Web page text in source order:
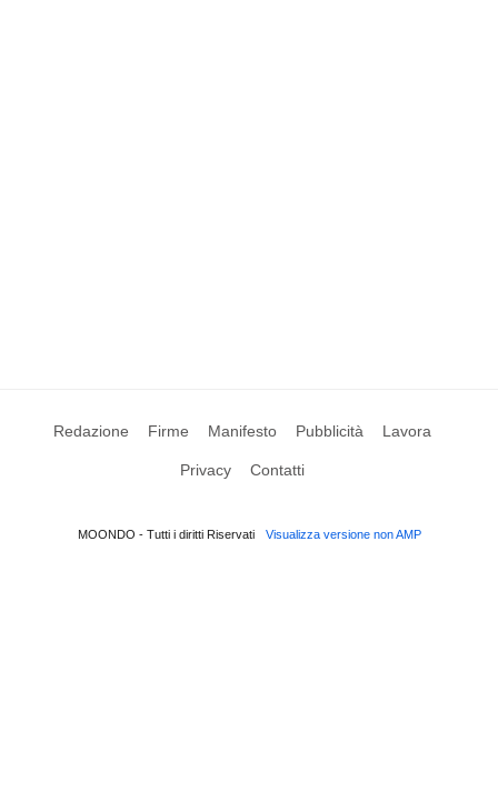
Redazione Firme Manifesto Pubblicità Lavora
Privacy Contatti
MOONDO - Tutti i diritti Riservati Visualizza versione non AMP